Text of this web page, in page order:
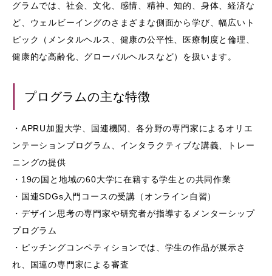
グラムでは、社会、文化、感情、精神、知的、身体、経済な
ど、ウェルビーイングのさまざまな側面から学び、幅広いト
ピック（メンタルヘルス、健康の公平性、医療制度と倫理、
健康的な高齢化、グローバルヘルスなど）を扱います。
プログラムの主な特徴
・APRU加盟大学、国連機関、各分野の専門家によるオリエ
ンテーションプログラム、インタラクティブな講義、トレー
ニングの提供
・19の国と地域の60大学に在籍する学生との共同作業
・国連SDGs入門コースの受講（オンライン自習）
・デザイン思考の専門家や研究者が指導するメンターシップ
プログラム
・ピッチングコンペティションでは、学生の作品が展示さ
れ、国連の専門家による審査